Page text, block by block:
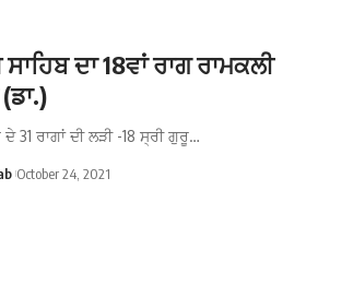
ਦਾ 18ਵਾਂ ਰਾਗ ਰਾਮਕਲੀ
31 ਰਾਗਾਂ ਦੀ ਲੜੀ -18 ਸ੍ਰੀ ਗੁਰੂ…
October 24, 2021